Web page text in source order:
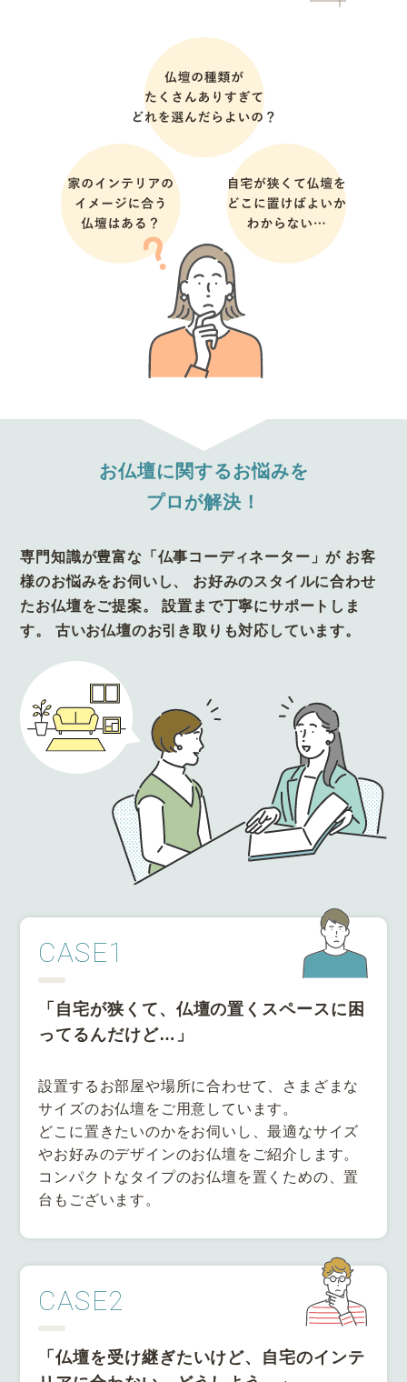
お仏壇に関するお悩みを
プロが解決！
専門知識が豊富な「仏事コーディネーター」が お客
様のお悩みをお伺いし、
お好みのスタイルに合わせ
たお仏壇をご提案。
設置まで丁寧にサポートしま
す。
古いお仏壇のお引き取りも対応しています。
CASE1
「自宅が狭くて、仏壇の置くスペースに困
ってるんだけど…」
設置するお部屋や場所に合わせて、さまざまな
サイズのお仏壇をご用意しています。
どこに置きたいのかをお伺いし、最適なサイズ
やお好みのデザインのお仏壇をご紹介します。
コンパクトなタイプのお仏壇を置くための、置
台もございます。
CASE2
「仏壇を受け継ぎたいけど、自宅のインテ